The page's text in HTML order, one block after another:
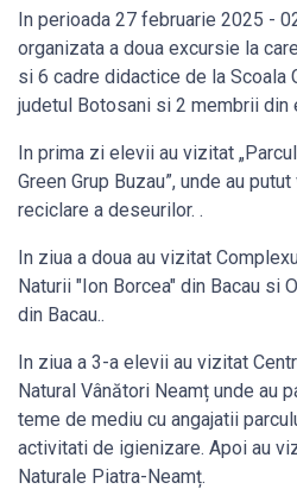
In perioada 27 februarie 2025 -
organizata a doua excursie la
si 6 cadre didactice de la Scoala
judetul Botosani si 2 membrii din
In prima zi elevii au vizitat
Green Grup Buzau”, unde au
reciclare a deseurilor. .
In ziua a doua au vizitat
Naturii "Ion Borcea" din Bacau si
din Bacau..
In ziua a 3-a elevii au vizitat
Natural Vânători Neamț unde au
teme de mediu cu angajatii
activitati de igienizare. Apoi au
Naturale Piatra-Neamț.